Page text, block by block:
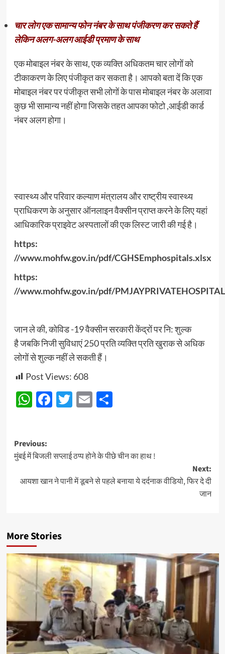
चार लोग एक सामान्य फोन नंबर के साथ पंजीकरण कर सकते हैं
लेकिन अलग-अलग आईडी प्रमाण के साथ
एक मोबाइल नंबर के साथ, एक व्यक्ति अधिकतम चार लोगों को
टीकाकरण के लिए पंजीकृत कर सकता है। आपको बता दें कि एक
मोबाइल नंबर पर पंजीकृत सभी लोगों के पास मोबाइल नंबर के अलावा
कुछ भी सामान्य नहीं होगा जिसके तहत आपका फोटो ,आईडी कार्ड
नंबर अलग होगा।
स्वास्थ्य और परिवार कल्याण मंत्रालय और राष्ट्रीय स्वास्थ्य
प्राधिकरण के अनुसार ऑनलाइन वैक्सीन प्राप्त करने के लिए यहां
आधिकारिक प्राइवेट अस्पतालों की एक लिस्ट जारी की गई है।
https:
//www.mohfw.gov.in/pdf/CGHSEmphospitals.xlsx
https:
//www.mohfw.gov.in/pdf/
जान ले की, कोविड -19 वैक्सीन सरकारी केंद्रों पर नि: शुल्क
है जबकि निजी सुविधाएं 250 प्रति व्यक्ति प्रति खुराक से अधिक
लोगों से शुल्क नहीं ले सकती हैं।
Post Views: 608
WhatsApp
Facebook
Twitter
EmailShare
Post
navigation
Previous:
मुंबई में बिजली सप्लाई ठप्प होने के पीछे चीन का हाथ !
Next:
आयशा खान ने पानी में डूबने से पहले बनाया ये दर्दनाक वीडियो, फिर दे दी
जान
More Stories